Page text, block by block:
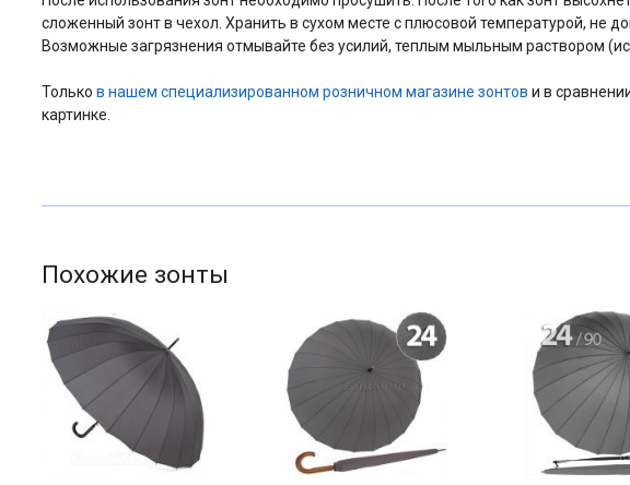
сложенный зонт в чехол. Хранить в сухом месте с плюсовой температурой, не
Возможные загрязнения отмывайте без усилий, теплым мыльным раствором
Тольков нашем специализированном розничном магазине зонтов и в
картинке.
Похожие зонты